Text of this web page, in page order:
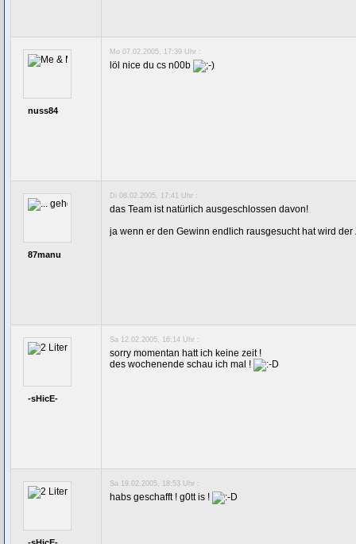
nuss84
Mo 07.02.2005, 17:39 Uhr :
löl nice du cs n00b
87manu
Di 08.02.2005, 17:41 Uhr :
das Team ist natürlich ausgeschlossen davon!
ja wenn er den Gewinn endlich rausgesucht hat wird
-sHicE-
Sa 12.02.2005, 16:14 Uhr :
sorry momentan hatt ich keine zeit !
des wochenende schau ich mal !
Sa 19.02.2005, 18:53 Uhr :
habs geschafft ! g0tt is !